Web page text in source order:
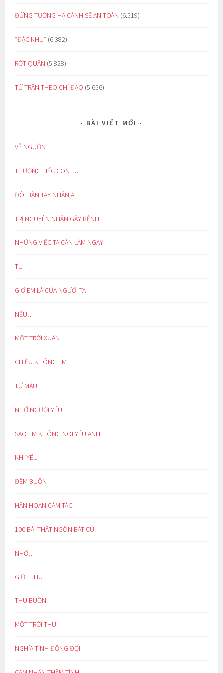
ĐỪNG TƯỞNG HẠ CÁNH SẼ AN TOÀN (6.519)
“ĐẶC KHU” (6.382)
RỚT QUẦN (5.828)
TỪ TRẦN THEO CHỈ ĐẠO (5.656)
BÀI VIẾT MỚI
VỀ NGUỒN
THƯƠNG TIẾC CON LU
ĐÔI BÀN TAY NHÂN ÁI
TRỊ NGUYÊN NHÂN GÂY BỆNH
NHỮNG VIỆC TA CẦN LÀM NGAY
TU
GIỜ EM LÀ CỦA NGƯỜI TA
NẾU…
MỘT TRỜI XUÂN
CHIỀU KHÔNG EM
TỪ MẪU
NHỚ NGƯỜI YÊU
SAO EM KHÔNG NÓI YÊU ANH
KHI YÊU
ĐÊM BUỒN
HÂN HOAN CẢM TÁC
100 BÀI THẤT NGÔN BÁT CÚ
NHỚ…
GIỌT THU
THU BUỒN
MỘT TRỜI THU
NGHĨA TÌNH ĐỒNG ĐỘI